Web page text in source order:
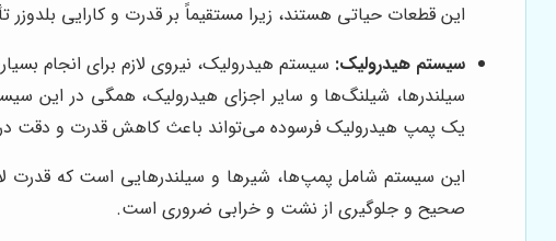
این قطعات حیاتی هستند، زیرا مستقیماً بر قدرت و کارایی
سیستم هیدرولیک: سیستم هیدرولیک، نیروی لازم برای انجام
سیلندرها، شیلنگ‌ها و سایر اجزای هیدرولیک، همگی در این
یک پمپ هیدرولیک فرسوده می‌تواند باعث کاهش قدرت و دقت
این سیستم شامل پمپ‌ها، شیرها و سیلندرهایی است که قدرت
صحیح و جلوگیری از نشت و خرابی ضروری است.